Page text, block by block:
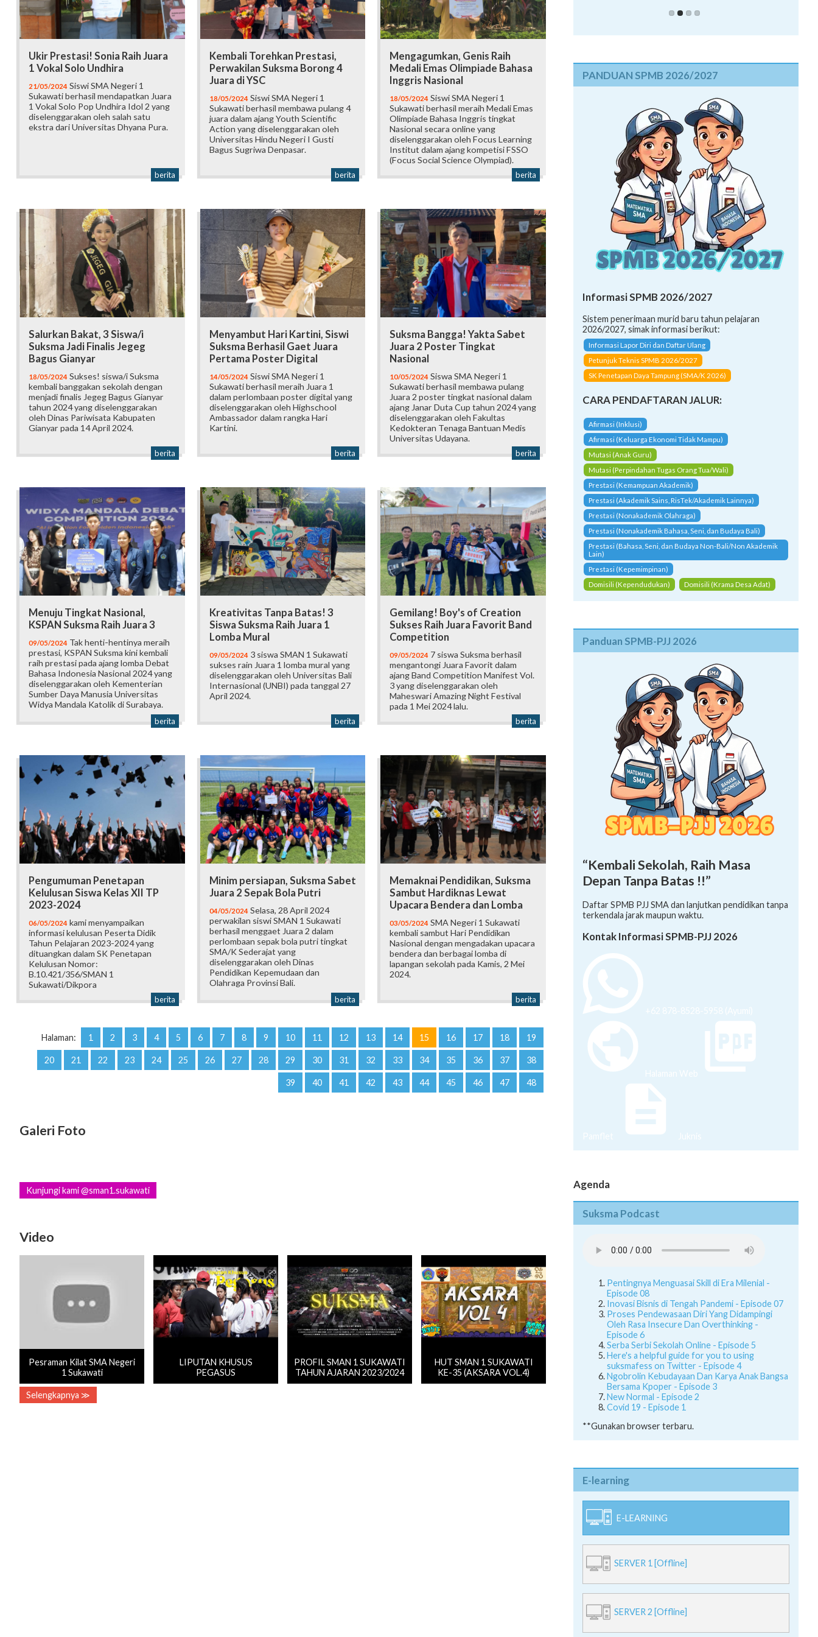
Ukir Prestasi! Sonia Raih Juara
1 Vokal Solo Undhira
21/05/2024 Siswi SMA Negeri 1
Sukawati berhasil mendapatkan Juara
1 Vokal Solo Pop Undhira Idol 2 yang
diselenggarakan oleh salah satu
ekstra dari Universitas Dhyana Pura.
berita
Kembali Torehkan Prestasi,
Perwakilan Suksma Borong 4
Juara di YSC
18/05/2024Siswi SMA Negeri 1
Sukawati berhasil membawa pulang 4
juara dalam ajang Youth Scientific
Action yang diselenggarakan oleh
Universitas Hindu Negeri I Gusti
Bagus Sugriwa Denpasar.
berita
Mengagumkan, Genis Raih
Medali Emas Olimpiade Bahasa
Inggris Nasional
18/05/2024 Siswi SMA Negeri 1
Sukawati berhasil meraih Medali Emas
Olimpiade Bahasa Inggris tingkat
Nasional secara online yang
diselenggarakan oleh Focus Learning
Institut dalam ajang kompetisi FSSO
(Focus Social Science Olympiad).
berita
Salurkan Bakat, 3 Siswa/i
Suksma Jadi Finalis Jegeg
Bagus Gianyar
18/05/2024 Sukses! siswa/i Suksma
kembali banggakan sekolah dengan
menjadi finalis Jegeg Bagus Gianyar
tahun 2024 yang diselenggarakan
oleh Dinas Pariwisata Kabupaten
Gianyar pada 14 April 2024.
berita
Menyambut Hari Kartini, Siswi
Suksma Berhasil Gaet Juara
Pertama Poster Digital
14/05/2024Siswi SMA Negeri 1
Sukawati berhasil meraih Juara 1
dalam perlombaan poster digital yang
diselenggarakan oleh Highschool
Ambassador dalam rangka Hari
Kartini.
berita
Suksma Bangga! Yakta Sabet
Juara 2 Poster Tingkat
Nasional
10/05/2024 Siswa SMA Negeri 1
Sukawati berhasil membawa pulang
Juara 2 poster tingkat nasional dalam
ajang Janar Duta Cup tahun 2024 yang
diselenggarakan oleh Fakultas
Kedokteran Tenaga Bantuan Medis
Universitas Udayana.
berita
Menuju Tingkat Nasional,
KSPAN Suksma Raih Juara 3
09/05/2024 Tak henti-hentinya meraih
prestasi, KSPAN Suksma kini kembali
raih prestasi pada ajang lomba Debat
Bahasa Indonesia Nasional 2024 yang
diselenggarakan oleh Kementerian
Sumber Daya Manusia Universitas
Widya Mandala Katolik di Surabaya.
berita
Kreativitas Tanpa Batas! 3
Siswa Suksma Raih Juara 1
Lomba Mural
09/05/20243 siswa SMAN 1 Sukawati
sukses rain Juara 1 lomba mural yang
diselenggarakan oleh Universitas Bali
Internasional (UNBI) pada tanggal 27
April 2024.
berita
Gemilang! Boy's of Creation
Sukses Raih Juara Favorit Band
Competition
09/05/2024 7 siswa Suksma berhasil
mengantongi Juara Favorit dalam
ajang Band Competition Manifest Vol.
3 yang diselenggarakan oleh
Maheswari Amazing Night Festival
pada 1 Mei 2024 lalu.
berita
Pengumuman Penetapan
Kelulusan Siswa Kelas XII TP
2023-2024
06/05/2024 kami menyampaikan
informasi kelulusan Peserta Didik
Tahun Pelajaran 2023-2024 yang
dituangkan dalam SK Penetapan
Kelulusan Nomor:
B.10.421/356/SMAN 1
Sukawati/Dikpora
berita
Minim persiapan, Suksma Sabet
Juara 2 Sepak Bola Putri
04/05/2024Selasa, 28 April 2024
perwakilan siswi SMAN 1 Sukawati
berhasil menggaet Juara 2 dalam
perlombaan sepak bola putri tingkat
SMA/K Sederajat yang
diselenggarakan oleh Dinas
Pendidikan Kepemudaan dan
Olahraga Provinsi Bali.
berita
Memaknai Pendidikan, Suksma
Sambut Hardiknas Lewat
Upacara Bendera dan Lomba
03/05/2024 SMA Negeri 1 Sukawati
kembali sambut Hari Pendidikan
Nasional dengan mengadakan upacara
bendera dan berbagai lomba di
lapangan sekolah pada Kamis, 2 Mei
2024.
berita
Halaman: 1 2 3 4 5 6 7 8 9 10 11 12 13 14 15 16 17 18 19
20 21 22 23 24 25 26 27 28 29 30 31 32 33 34 35 36 37 38
39 40 41 42 43 44 45 46 47 48
Galeri Foto
Kunjungi kami @sman1.sukawati
Video
Pesraman Kilat SMA Negeri
1 Sukawati
LIPUTAN KHUSUS
PEGASUS
PROFIL SMAN 1 SUKAWATI
TAHUN AJARAN 2023/2024
HUT SMAN 1 SUKAWATI
KE-35 (AKSARA VOL.4)
Selengkapnya ≫
PANDUAN SPMB 2026/2027
Informasi SPMB 2026/2027
Sistem penerimaan murid baru tahun pelajaran
2026/2027, simak informasi berikut:
Informasi Lapor Diri dan Daftar Ulang
Petunjuk Teknis SPMB 2026/2027
SK Penetapan Daya Tampung (SMA/K 2026)
CARA PENDAFTARAN JALUR:
Afirmasi (Inklusi)
Afirmasi (Keluarga Ekonomi Tidak Mampu)
Mutasi (Anak Guru)
Mutasi (Perpindahan Tugas Orang Tua/Wali)
Prestasi (Kemampuan Akademik)
Prestasi (Akademik Sains, RisTek/Akademik Lainnya)
Prestasi (Nonakademik Olahraga)
Prestasi (Nonakademik Bahasa, Seni, dan Budaya Bali)
Prestasi (Bahasa, Seni, dan Budaya Non-Bali/Non Akademik
Lain)
Prestasi (Kepemimpinan)
Domisili (Kependudukan)
Domisili (Krama Desa Adat)
Panduan SPMB-PJJ 2026
“Kembali Sekolah, Raih Masa
Depan Tanpa Batas !!”
Daftar SPMB PJJ SMA dan lanjutkan pendidikan tanpa
terkendala jarak maupun waktu.
Kontak Informasi SPMB-PJJ 2026
+62 878-8528-5958 (Ayumi)
Halaman Web
Pamflet Juknis
Agenda
Suksma Podcast
Pentingnya Menguasai Skill di Era Milenial -
Episode 08
Inovasi Bisnis di Tengah Pandemi - Episode 07
Proses Pendewasaan Diri Yang Didampingi
Oleh Rasa Insecure Dan Overthinking -
Episode 6
Serba Serbi Sekolah Online - Episode 5
Here's a helpful guide for you to using
suksmafess on Twitter - Episode 4
Ngobrolin Kebudayaan Dan Karya Anak Bangsa
Bersama Kpoper - Episode 3
New Normal - Episode 2
Covid 19 - Episode 1
**Gunakan browser terbaru.
E-learning
E-LEARNING
SERVER 1 [Offline]
SERVER 2 [Offline]